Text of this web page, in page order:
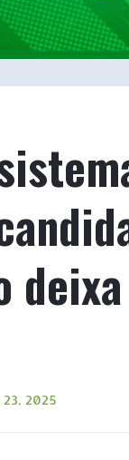
2025